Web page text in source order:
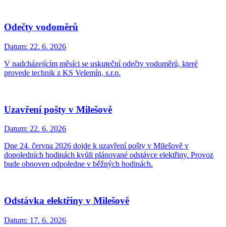
Odečty vodoměrů
Datum: 22. 6. 2026
V nadcházejícím měsíci se uskuteční odečty vodoměrů, které
provede technik z KS Velemín, s.r.o.
Uzavření pošty v Milešově
Datum: 22. 6. 2026
Dne 24. června 2026 dojde k uzavření pošty v Milešově v
dopoledních hodinách kvůli plánované odstávce elektřiny. Provoz
bude obnoven odpoledne v běžných hodinách.
Odstávka elektřiny v Milešově
Datum: 17. 6. 2026